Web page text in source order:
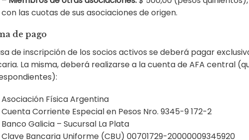
con las cuotas de sus asociaciones de origen.
de pago
de inscripción de los socios activos se deberá pagar
La misma, deberá realizarse a la cuenta de AFA central
Asociación Física Argentina
Cuenta Corriente Especial en Pesos Nro. 9345-9 172-2
Banco Galicia – Sucursal La Plata
Clave Bancaria Uniforme (CBU) 00701729-20000009345920